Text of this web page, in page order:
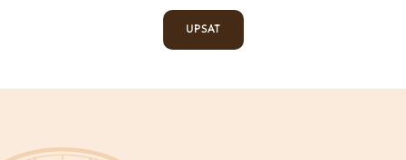
UPSAT